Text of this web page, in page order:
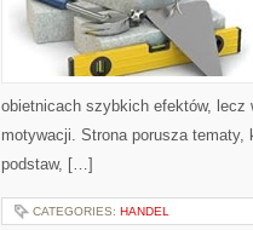
obietnicach szybkich efektów,
motywacji. Strona porusza
podstaw, […]
CATEGORIES: HANDEL